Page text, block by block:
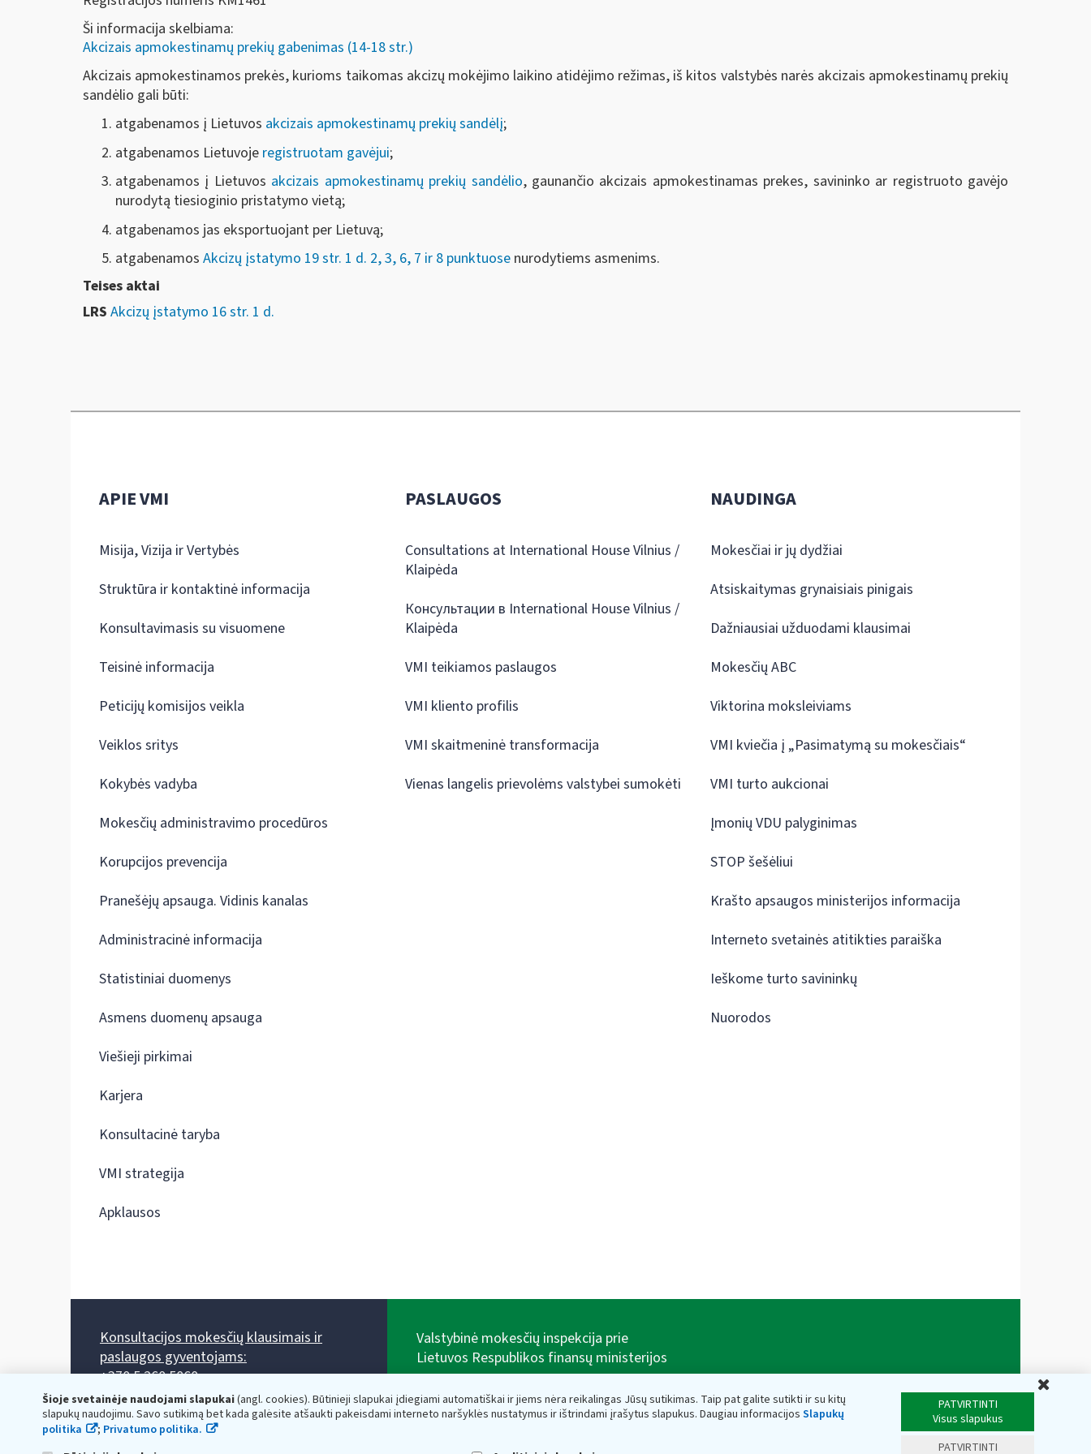
Ši informacija skelbiama:
Akcizais apmokestinamų prekių gabenimas (14-18 str.)
Akcizais apmokestinamos prekės, kurioms taikomas akcizų mokėjimo laikino atidėjimo režimas, iš kitos valstybės narės akcizais apmokestinamų prekių
sandėlio gali būti:
atgabenamos į Lietuvos akcizais apmokestinamų prekių sandėlį;
atgabenamos Lietuvoje registruotam gavėjui;
atgabenamos į Lietuvos akcizais apmokestinamų prekių sandėlio, gaunančio akcizais apmokestinamas prekes, savininko ar registruoto gavėjo
nurodytą tiesioginio pristatymo vietą;
atgabenamos jas eksportuojant per Lietuvą;
atgabenamos Akcizų įstatymo 19 str. 1 d. 2, 3, 6, 7 ir 8 punktuose nurodytiems asmenims.
Teises aktai
LRS Akcizų įstatymo 16 str. 1 d.
Šioje svetainėje naudojami slapukai(angl. cookies). Būtinieji slapukai įdiegiami automatiškai ir jiems nėra reikalingas Jūsų sutikimas. Taip pat galite sutikti ir su kitų
slapukų naudojimu. Savo sutikimą bet kada galėsite atšaukti pakeisdami interneto naršyklės nustatymus ir ištrindami įrašytus slapukus. Daugiau informacijos Slapukų
politika
; Privatumo politika.
PATVIRTINTI
Visus slapukus
PATVIRTINTI
APIE VMI
Misija, Vizija ir Vertybės
Struktūra ir kontaktinė informacija
Konsultavimasis su visuomene
Teisinė informacija
Peticijų komisijos veikla
Veiklos sritys
Kokybės vadyba
Mokesčių administravimo procedūros
Korupcijos prevencija
Pranešėjų apsauga. Vidinis kanalas
Administracinė informacija
Statistiniai duomenys
Asmens duomenų apsauga
Viešieji pirkimai
Karjera
Konsultacinė taryba
VMI strategija
Apklausos
PASLAUGOS
Consultations at International House Vilnius /
Klaipėda
Консультации в International House Vilnius /
Klaipėda
VMI teikiamos paslaugos
VMI kliento profilis
VMI skaitmeninė transformacija
Vienas langelis prievolėms valstybei sumokėti
NAUDINGA
Mokesčiai ir jų dydžiai
Atsiskaitymas grynaisiais pinigais
Dažniausiai užduodami klausimai
Mokesčių ABC
Viktorina moksleiviams
VMI kviečia į „Pasimatymą su mokesčiais“
VMI turto aukcionai
Įmonių VDU palyginimas
STOP šešėliui
Krašto apsaugos ministerijos informacija
Interneto svetainės atitikties paraiška
Ieškome turto savininkų
Nuorodos
Konsultacijos mokesčių klausimais ir
paslaugos gyventojams:
+370 5 260 5060
Darbo laikas: I-IV 8.00-17.00, V 8.00-15.45.
Prieššventinę dieną - viena valanda trumpiau.
Kiekvieno mėnesio antrą penktadienį 8.00 val. - 12.00 val.
Mano VMI
Valstybinė mokesčių inspekcija prie
Lietuvos Respublikos finansų ministerijos
adresas: Vasario 16-osios g. 14, 01107 Vilnius, Lietuva,
el.paštas:vmi@vmi.lt, E. pristatymo dėžutės adresas
Lietuvos Respublikos finansų ministerijos kaupiami ir